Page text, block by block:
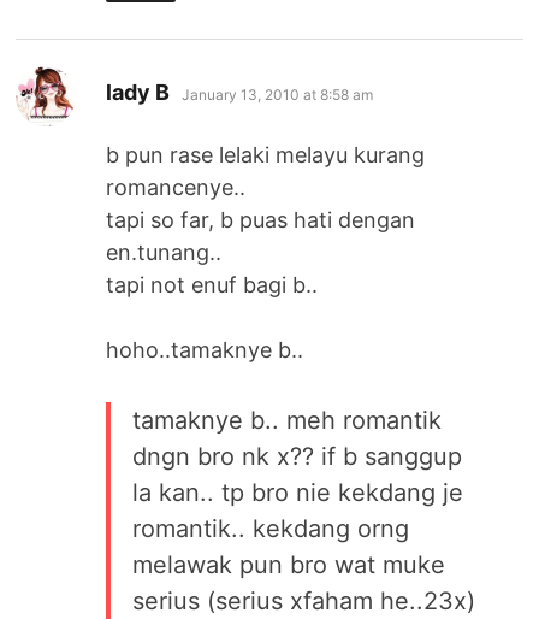
lady B says:
January 13, 2010 at 8:58 am
b pun rase lelaki melayu kurang
romancenye..
tapi so far, b puas hati dengan
en.tunang..
tapi not enuf bagi b..
hoho..tamaknye b..
tamaknye b.. meh romantik
dngn bro nk x?? if b sanggup
la kan.. tp bro nie kekdang je
romantik.. kekdang orng
melawak pun bro wat muke
serius (serius xfaham he..23x)